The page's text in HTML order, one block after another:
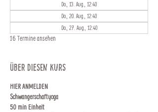
Do., 13. Aug., 12:40
Do., 20. Aug., 12:40
Do., 27. Aug., 12:40
16 Termine ansehen
Über diesen Kurs
HIER ANMELDEN
Schwangerschaftyoga
50 min Einheit